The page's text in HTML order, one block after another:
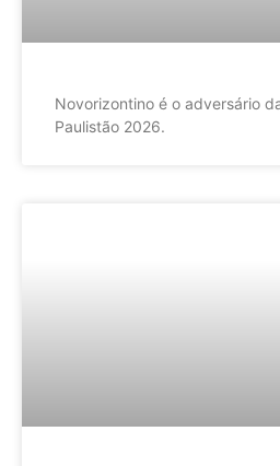
Novorizontino é o adversário
Paulistão 2026.